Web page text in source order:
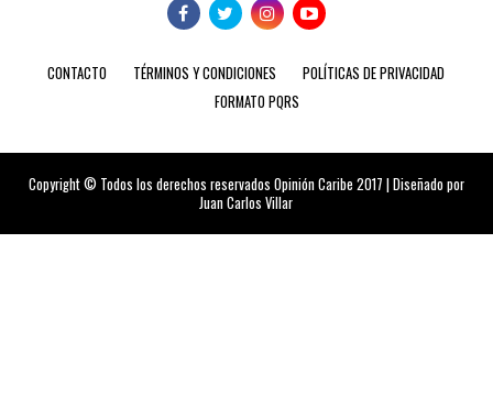
CONTACTO TÉRMINOS Y CONDICIONES
POLÍTICAS DE PRIVACIDAD
FORMATO PQRS
Copyright © Todos los derechos reservados Opinión Caribe 2017 | Diseñado por
Juan Carlos Villar